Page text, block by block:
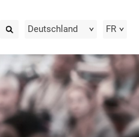
Deutschland FR